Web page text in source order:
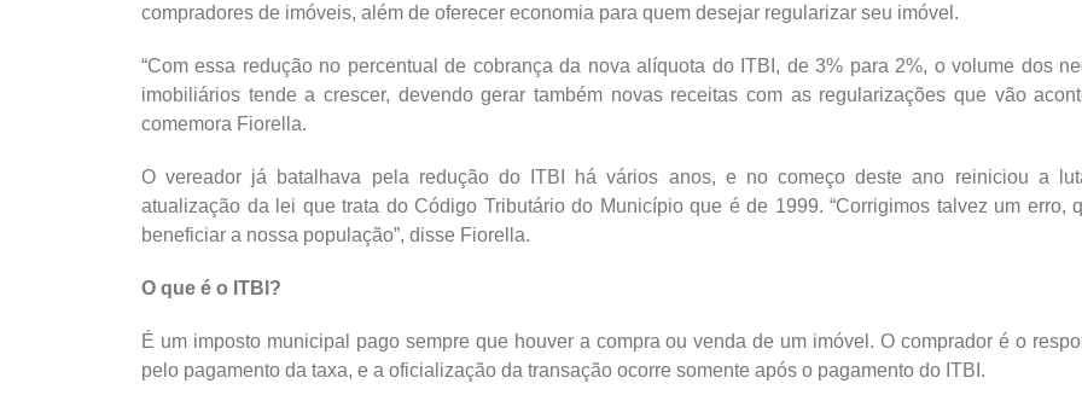
compradores de imóveis, além de oferecer economia para quem desejar regularizar seu imóvel.
“Com essa redução no percentual de cobrança da nova alíquota do ITBI, de 3% para 2%, o volume dos
imobiliários tende a crescer, devendo gerar também novas receitas com as regularizações que vão
comemora Fiorella.
O vereador já batalhava pela redução do ITBI há vários anos, e no começo deste ano reiniciou a
atualização da lei que trata do Código Tributário do Município que é de 1999. “Corrigimos talvez um erro,
beneficiar a nossa população”, disse Fiorella.
O que é o ITBI?
É um imposto municipal pago sempre que houver a compra ou venda de um imóvel. O comprador é o
pelo pagamento da taxa, e a oficialização da transação ocorre somente após o pagamento do ITBI.